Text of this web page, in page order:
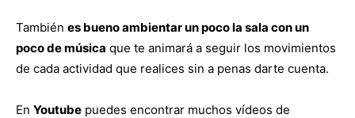
También es bueno ambientar un poco la sala con un
poco de música que te animará a seguir los movimientos
de cada actividad que realices sin a penas darte cuenta.
En Youtube puedes encontrar muchos vídeos de